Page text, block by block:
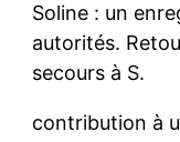
Soline : un
autorités.
secours à S.
contribution à